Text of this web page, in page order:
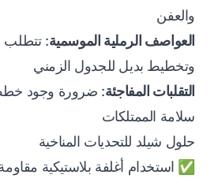
والعفن
العواصف الرملية الموسمية: تتطلب
وتخطيط بديل للجدول الزمني
التقلبات المفاجئة: ضرورة وجود
سلامة الممتلكات
حلول شيلد للتحديات المناخية
✅ استخدام أغلفة بلاستيكية